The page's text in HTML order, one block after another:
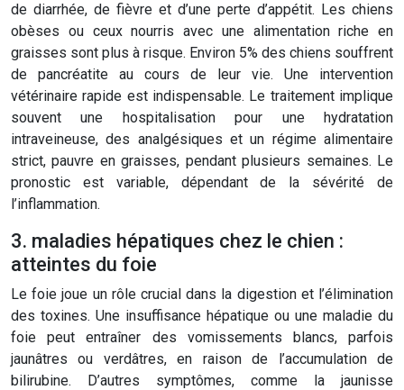
de diarrhée, de fièvre et d’une perte d’appétit. Les chiens
obèses ou ceux nourris avec une alimentation riche en
graisses sont plus à risque. Environ 5% des chiens souffrent
de pancréatite au cours de leur vie. Une intervention
vétérinaire rapide est indispensable. Le traitement implique
souvent une hospitalisation pour une hydratation
intraveineuse, des analgésiques et un régime alimentaire
strict, pauvre en graisses, pendant plusieurs semaines. Le
pronostic est variable, dépendant de la sévérité de
l’inflammation.
3. maladies hépatiques chez le chien :
atteintes du foie
Le foie joue un rôle crucial dans la digestion et l’élimination
des toxines. Une insuffisance hépatique ou une maladie du
foie peut entraîner des vomissements blancs, parfois
jaunâtres ou verdâtres, en raison de l’accumulation de
bilirubine. D’autres symptômes, comme la jaunisse